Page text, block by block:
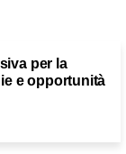
per la
e opportunità